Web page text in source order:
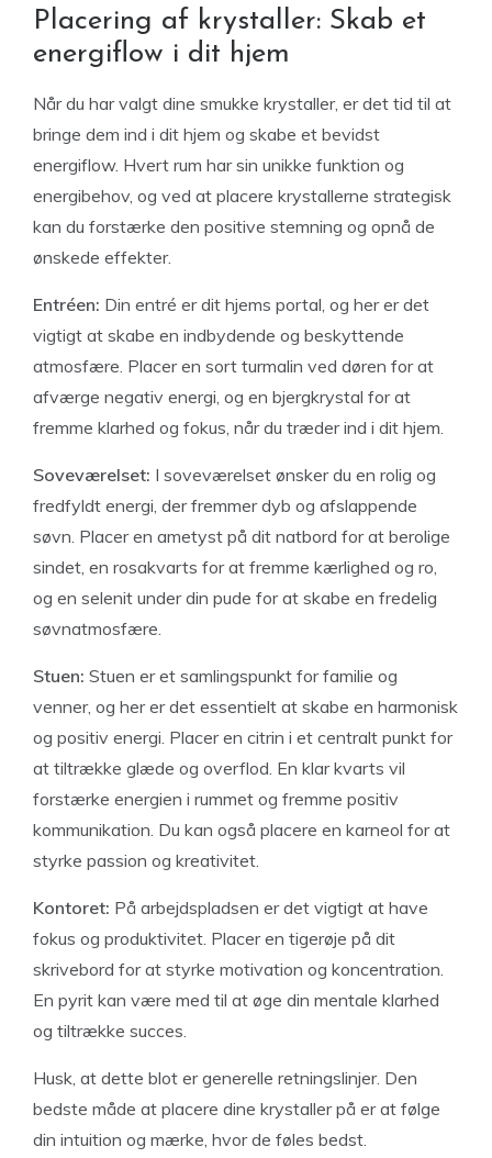
Placering af krystaller: Skab et
energiflow i dit hjem
Når du har valgt dine smukke krystaller, er det tid til at
bringe dem ind i dit hjem og skabe et bevidst
energiflow. Hvert rum har sin unikke funktion og
energibehov, og ved at placere krystallerne strategisk
kan du forstærke den positive stemning og opnå de
ønskede effekter.
Entréen: Din entré er dit hjems portal, og her er det
vigtigt at skabe en indbydende og beskyttende
atmosfære. Placer en sort turmalin ved døren for at
afværge negativ energi, og en bjergkrystal for at
fremme klarhed og fokus, når du træder ind i dit hjem.
Soveværelset: I soveværelset ønsker du en rolig og
fredfyldt energi, der fremmer dyb og afslappende
søvn. Placer en ametyst på dit natbord for at berolige
sindet, en rosakvarts for at fremme kærlighed og ro,
og en selenit under din pude for at skabe en fredelig
søvnatmosfære.
Stuen: Stuen er et samlingspunkt for familie og
venner, og her er det essentielt at skabe en harmonisk
og positiv energi. Placer en citrin i et centralt punkt for
at tiltrække glæde og overflod. En klar kvarts vil
forstærke energien i rummet og fremme positiv
kommunikation. Du kan også placere en karneol for at
styrke passion og kreativitet.
Kontoret: På arbejdspladsen er det vigtigt at have
fokus og produktivitet. Placer en tigerøje på dit
skrivebord for at styrke motivation og koncentration.
En pyrit kan være med til at øge din mentale klarhed
og tiltrække succes.
Husk, at dette blot er generelle retningslinjer. Den
bedste måde at placere dine krystaller på er at følge
din intuition og mærke, hvor de føles bedst.